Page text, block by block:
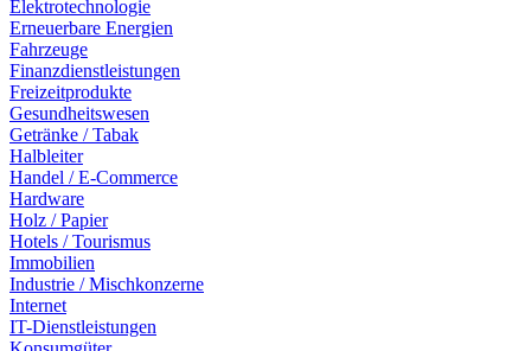
Elektrotechnologie
Erneuerbare Energien
Fahrzeuge
Finanzdienstleistungen
Freizeitprodukte
Gesundheitswesen
Getränke / Tabak
Halbleiter
Handel / E-Commerce
Hardware
Holz / Papier
Hotels / Tourismus
Immobilien
Industrie / Mischkonzerne
Internet
IT-Dienstleistungen